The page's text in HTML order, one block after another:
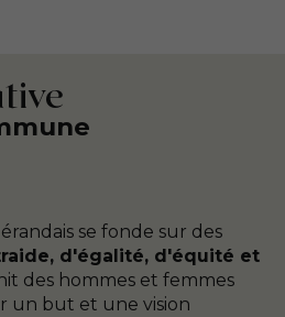
se fonde sur des
d'égalité, d'équité et
des hommes et femmes
un but et une vision